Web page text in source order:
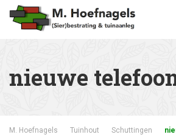
nieuwe
M. Hoefnagels Tuinhout Schuttingen